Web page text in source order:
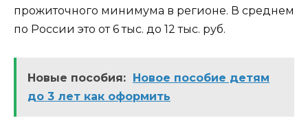
прожиточного минимума в регионе. В среднем
по России это от 6 тыс. до 12 тыс. руб.
Новые пособия: Новое пособие детям
до 3 лет как оформить